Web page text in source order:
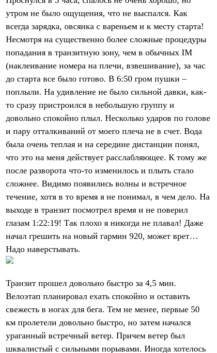
утром не было ощущения, что не выспался. Как
всегда зарядка, овсянка с вареньем и к месту старта!
Несмотря на существенно более сложные процедуры
попадания в транзитную зону, чем в обычных IM
(наклеивание номера на плечи, взвешивание), за час
до старта все было готово. В 6:50 гром пушки –
поплыли. На удивление не было сильной давки, как-
то сразу пристроился в небольшую группу и
довольно спокойно плыл. Несколько ударов по голове
и пару отталкиваний от моего плеча не в счет. Вода
была очень теплая и на середине дистанции понял,
что это на меня действует расслабляющее. К тому же
после разворота что-то изменилось и плыть стало
сложнее. Видимо появились волны и встречное
течение, хотя в то время я не понимал, в чем дело. На
выходе в транзит посмотрел время и не поверил
глазам 1:22:19! Так плохо я никогда не плавал! Даже
начал грешить на новый гармин 920, может врет…
Надо наверстывать.
Транзит прошел довольно быстро за 4,5 мин.
Велоэтап планировал ехать спокойно и оставить
свежесть в ногах для бега. Тем не менее, первые 50
км пролетели довольно быстро, но затем начался
ураганный встречный ветер. Причем ветер был
шквалистый с сильными порывами. Иногда хотелось